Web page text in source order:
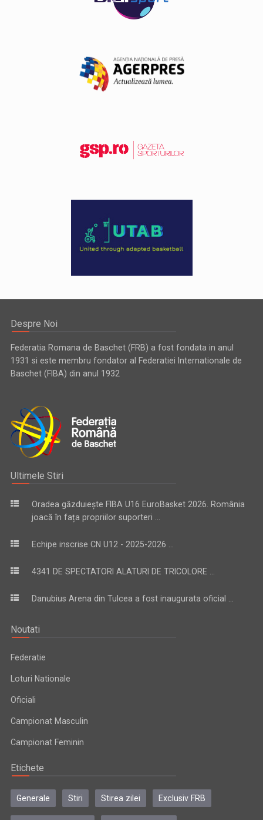
Despre Noi
Federatia Romana de Baschet (FRB) a fost fondata in anul
1931 si este membru fondator al Federatiei Internationale de
Baschet (FIBA) din anul 1932
Ultimele Stiri
Oradea găzduiește FIBA U16 EuroBasket 2026. România
joacă în fața propriilor suporteri ...
Echipe inscrise CN U12 - 2025-2026 ...
4341 DE SPECTATORI ALATURI DE TRICOLORE ...
Danubius Arena din Tulcea a fost inaugurata oficial ...
Noutati
Federatie
Loturi Nationale
Oficiali
Campionat Masculin
Campionat Feminin
Etichete
Generale Stiri Stirea zilei Exclusiv FRB